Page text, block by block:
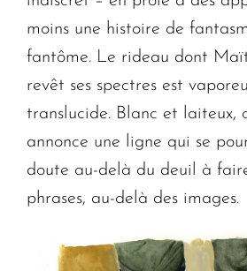
moins une histoire de
fantôme. Le rideau dont
revêt ses spectres est
translucide. Blanc et laiteux,
annonce une ligne qui se
doute au-delà du deuil à
phrases, au-delà des images.